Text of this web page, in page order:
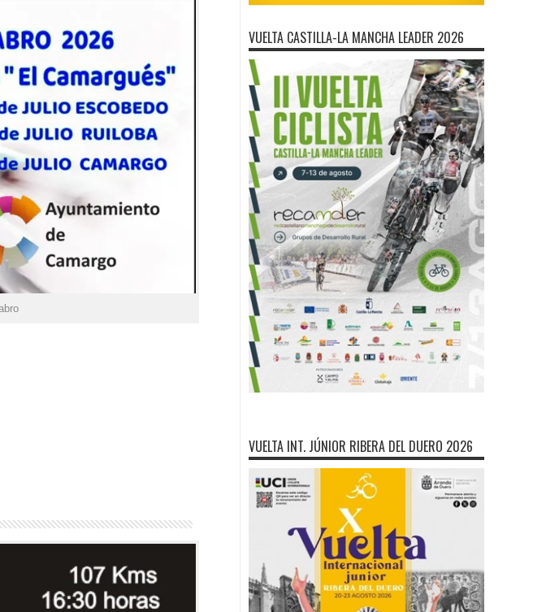
VUELTA CASTILLA-LA MANCHA LEADER 2026
VUELTA INT. JÚNIOR RIBERA DEL DUERO 2026